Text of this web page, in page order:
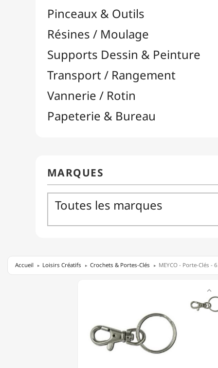
Accueil Loisirs Créatifs Crochets & Portes-Clés MEYCO - Porte-Clés -
